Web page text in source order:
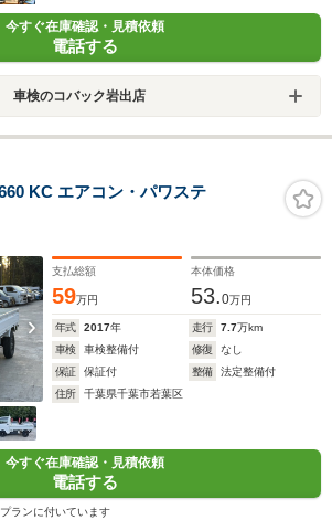
今すぐ在庫確認・見積依頼
電話する
車検のコバック岩出店
KC エアコン・パワステ
支払総額
59万円
本体価格
53.0万円
年式 2017年 走行 7.7万km
車検
車検整備付 修復
なし
保証
保証付 整備
法定整備付
住所
千葉県千葉市若葉区
今すぐ在庫確認・見積依頼
電話する
ランに付いています